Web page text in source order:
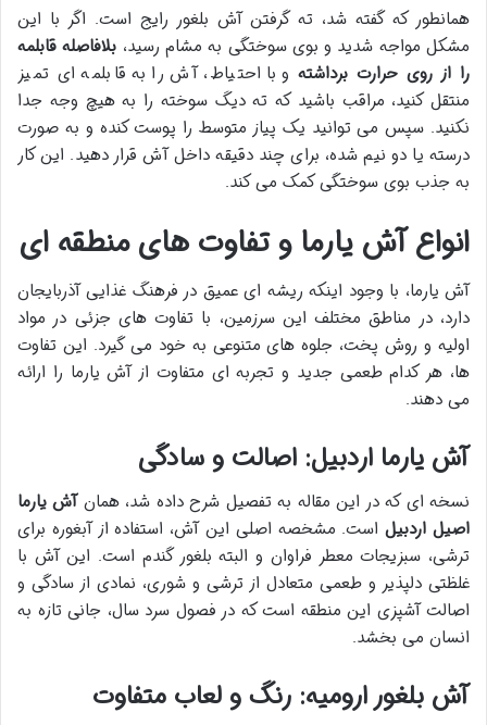
همانطور که گفته شد، ته گرفتن آش بلغور رایج است. اگر با این
مشکل مواجه شدید و بوی سوختگی به مشام رسید، بلافاصله قابلمه
را از روی حرارت برداشته و با احتیاط، آش را به قابلمه ای تمیز
منتقل کنید، مراقب باشید که ته دیگ سوخته را به هیچ وجه جدا
نکنید. سپس می توانید یک پیاز متوسط را پوست کنده و به صورت
درسته یا دو نیم شده، برای چند دقیقه داخل آش قرار دهید. این کار
به جذب بوی سوختگی کمک می کند.
انواع آش یارما و تفاوت های منطقه ای
آش یارما، با وجود اینکه ریشه ای عمیق در فرهنگ غذایی آذربایجان
دارد، در مناطق مختلف این سرزمین، با تفاوت های جزئی در مواد
اولیه و روش پخت، جلوه های متنوعی به خود می گیرد. این تفاوت
ها، هر کدام طعمی جدید و تجربه ای متفاوت از آش یارما را ارائه
می دهند.
آش یارما اردبیل: اصالت و سادگی
نسخه ای که در این مقاله به تفصیل شرح داده شد، همانآش یارما
اصیل اردبیلاست. مشخصه اصلی این آش، استفاده از آبغوره برای
ترشی، سبزیجات معطر فراوان و البته بلغور گندم است. این آش با
غلظتی دلپذیر و طعمی متعادل از ترشی و شوری، نمادی از سادگی و
اصالت آشپزی این منطقه است که در فصول سرد سال، جانی تازه به
انسان می بخشد.
آش بلغور ارومیه: رنگ و لعاب متفاوت